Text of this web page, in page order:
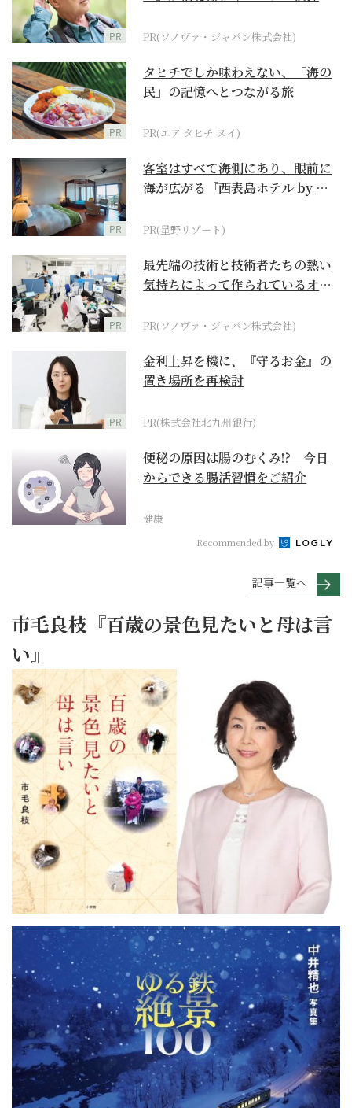
PR PR(ソノヴァ・ジャパン株式会社)
PR
タヒチでしか味わえない、「海の
民」の記憶へとつながる旅
PR(エア タヒチ ヌイ)
PR
客室はすべて海側にあり、眼前に
海が広がる『西表島ホテル by 星
PR(星野リゾート)
PR
最先端の技術と技術者たちの熱い
気持ちによって作られているオー
PR(ソノヴァ・ジャパン株式会社)
PR
金利上昇を機に、『守るお金』の
置き場所を再検討
PR(株式会社北九州銀行)
便秘の原因は腸のむくみ!? 今日
からできる腸活習慣をご紹介
健康
Recommended by
記事一覧へ
市毛良枝『百歳の景色見たいと母は言
い』